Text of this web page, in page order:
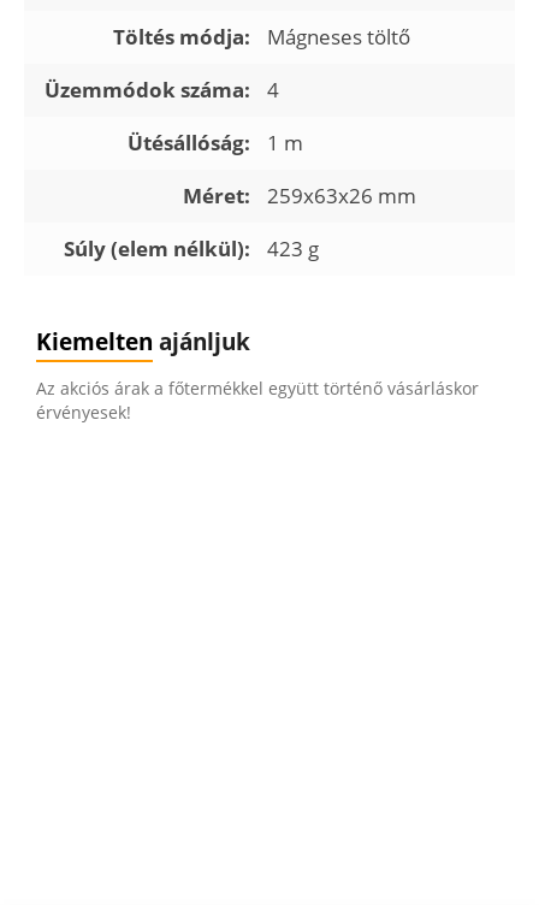
Töltés módja:
Mágneses töltő
Üzemmódok száma:
4
Ütésállóság:
1 m
Méret:
259x63x26 mm
Súly (elem nélkül):
423 g
Kiemelten ajánljuk
Az akciós árak a főtermékkel együtt történő vásárláskor
érvényesek!